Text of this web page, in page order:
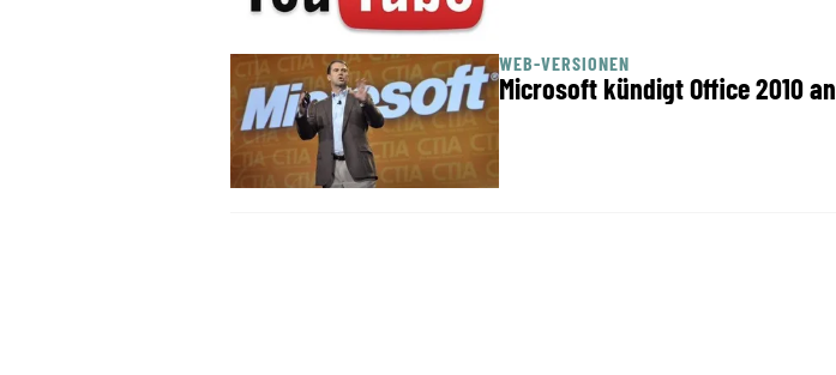
WEB-VERSIONEN
Microsoft kündigt Office 2010 an